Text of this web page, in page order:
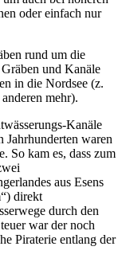
oder einfach nur
rund um die
und Kanäle
in die Nordsee (z.
mehr).
Kanäle
Jahrhunderten waren
So kam es, dass zum
aus Esens
direkt
durch den
war der noch
Piraterie entlang der